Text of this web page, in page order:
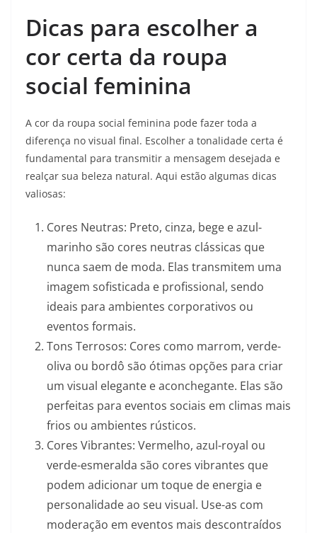
Dicas para escolher a
cor certa da roupa
social feminina
A cor da roupa social feminina pode fazer toda a
diferença no visual final. Escolher a tonalidade certa é
fundamental para transmitir a mensagem desejada e
realçar sua beleza natural. Aqui estão algumas dicas
valiosas:
Cores Neutras: Preto, cinza, bege e azul-
marinho são cores neutras clássicas que
nunca saem de moda. Elas transmitem uma
imagem sofisticada e profissional, sendo
ideais para ambientes corporativos ou
eventos formais.
Tons Terrosos: Cores como marrom, verde-
oliva ou bordô são ótimas opções para criar
um visual elegante e aconchegante. Elas são
perfeitas para eventos sociais em climas mais
frios ou ambientes rústicos.
Cores Vibrantes: Vermelho, azul-royal ou
verde-esmeralda são cores vibrantes que
podem adicionar um toque de energia e
personalidade ao seu visual. Use-as com
moderação em eventos mais descontraídos